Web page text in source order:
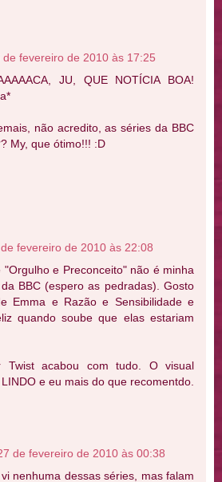
de fevereiro de 2010 às 17:25
JU, QUE NOTÍCIA BOA!
não acredito, as séries da BBC
My, que ótimo!!! :D
fevereiro de 2010 às 22:08
"Orgulho e Preconceito" não é minha
BBC (espero as pedradas). Gosto
Emma e Razão e Sensibilidade e
quando soube que elas estariam
Twist acabou com tudo. O visual
e eu mais do que recomentdo.
de fevereiro de 2010 às 00:38
nenhuma dessas séries, mas falam